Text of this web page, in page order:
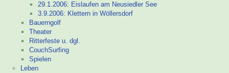
29.1.2006: Eislaufen am Neusiedler See
3.9.2006: Klettern in Wöllersdorf
Bauerngolf
Theater
Ritterfeste u. dgl.
CouchSurfing
Spielen
Leben